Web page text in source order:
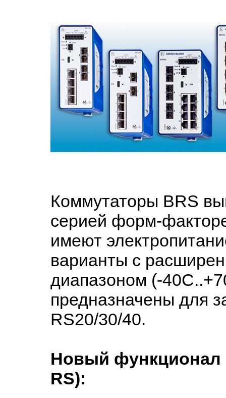
Коммутаторы BRS
серией форм-
имеют
варианты с
диапазоном (-
предназначены для
RS20/30/40.
Новый функционал
RS):